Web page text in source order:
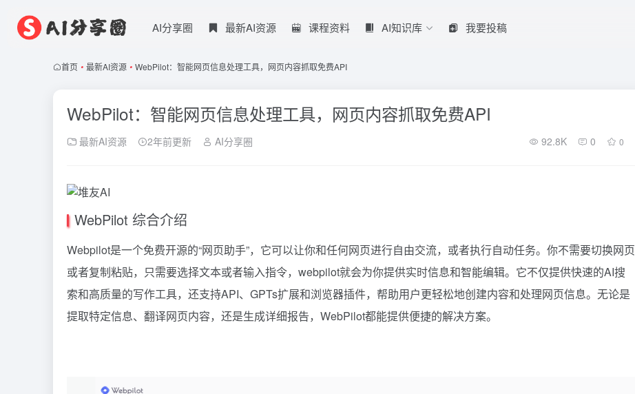
AI分享圈 最新AI资源 课程资料 AI知识库 我要投稿
首页 • 最新AI资源 • WebPilot：智能网页信息处理工具，网页内容抓取免费API
WebPilot：智能网页信息处理工具，网页内容抓取免费API
最新AI资源 2年前更新 AI分享圈 92.8K 0 0
WebPilot 综合介绍
Webpilot是一个免费开源的“网页助手”，它可以让你和任何网页进行自由交流，或者执行自动任务。你不需要切换网页
或者复制粘贴，只需要选择文本或者输入指令，webpilot就会为你提供实时信息和智能编辑。它不仅提供快速的AI搜
索和高质量的写作工具，还支持API、GPTs扩展和浏览器插件，帮助用户更轻松地创建内容和处理网页信息。无论是
提取特定信息、翻译网页内容，还是生成详细报告，WebPilot都能提供便捷的解决方案。